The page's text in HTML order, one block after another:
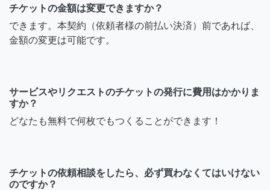
チケットの金額は変更できますか？
できます。本契約（依頼者様の前払い決済）前であれば、
金額の変更は可能です。
サービスやリクエストのチケットの発行に費用はかかりま
すか？
どなたも無料で何枚でもつくることができます！
チケットの依頼相談をしたら、必ず買わなくてはいけない
のですか？